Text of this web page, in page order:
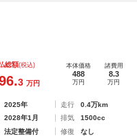
総額(税込)
3 万円
本体価格
488
万円
諸費用
8.3
万円
2025年 走行
0.4万km
2028年1月 排気
1500cc
法定整備付 修復
なし